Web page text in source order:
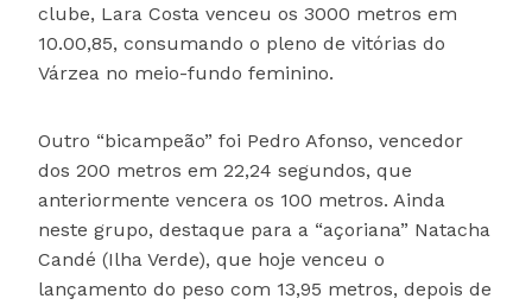
clube, Lara Costa venceu os 3000 metros em
10.00,85, consumando o pleno de vitórias do
Várzea no meio-fundo feminino.
Outro “bicampeão” foi Pedro Afonso, vencedor
dos 200 metros em 22,24 segundos, que
anteriormente vencera os 100 metros. Ainda
neste grupo, destaque para a “açoriana” Natacha
Candé (Ilha Verde), que hoje venceu o
lançamento do peso com 13,95 metros, depois de